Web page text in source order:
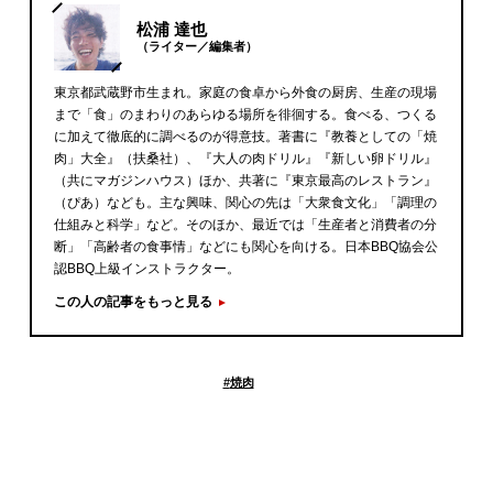
松浦 達也
（ライター／編集者）
東京都武蔵野市生まれ。家庭の食卓から外食の厨房、生産の現場
まで「食」のまわりのあらゆる場所を徘徊する。食べる、つくる
に加えて徹底的に調べるのが得意技。著書に『教養としての「焼
肉」大全』（扶桑社）、『大人の肉ドリル』『新しい卵ドリル』
（共にマガジンハウス）ほか、共著に『東京最高のレストラン』
（ぴあ）なども。主な興味、関心の先は「大衆食文化」「調理の
仕組みと科学」など。そのほか、最近では「生産者と消費者の分
断」「高齢者の食事情」などにも関心を向ける。日本BBQ協会公
認BBQ上級インストラクター。
この人の記事をもっと見る
#焼肉